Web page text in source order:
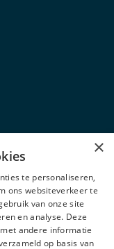
×
te personaliseren,
ons websiteverkeer te
van onze site
en analyse. Deze
andere informatie
op basis van